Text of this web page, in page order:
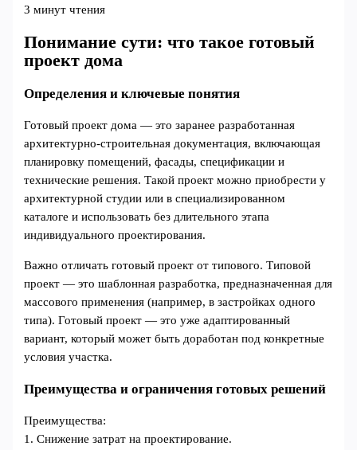
3 минут чтения
Понимание сути: что такое готовый
проект дома
Определения и ключевые понятия
Готовый проект дома — это заранее разработанная
архитектурно-строительная документация, включающая
планировку помещений, фасады, спецификации и
технические решения. Такой проект можно приобрести у
архитектурной студии или в специализированном
каталоге и использовать без длительного этапа
индивидуального проектирования.
Важно отличать готовый проект от типового. Типовой
проект — это шаблонная разработка, предназначенная для
массового применения (например, в застройках одного
типа). Готовый проект — это уже адаптированный
вариант, который может быть доработан под конкретные
условия участка.
Преимущества и ограничения готовых решений
Преимущества:
1. Снижение затрат на проектирование.